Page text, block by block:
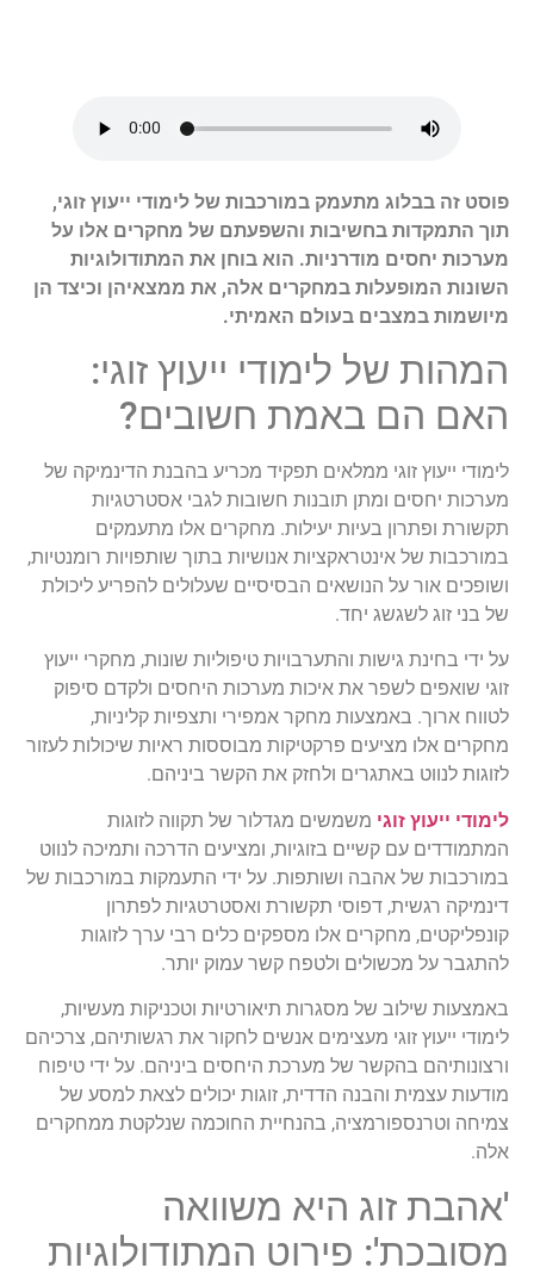
פוסט זה בבלוג מתעמק במורכבות של לימודי ייעוץ זוגי,
תוך התמקדות בחשיבות והשפעתם של מחקרים אלו על
מערכות יחסים מודרניות. הוא בוחן את המתודולוגיות
השונות המופעלות במחקרים אלה, את ממצאיהן וכיצד הן
מיושמות במצבים בעולם האמיתי.
המהות של לימודי ייעוץ זוגי:
האם הם באמת חשובים?
לימודי ייעוץ זוגי ממלאים תפקיד מכריע בהבנת הדינמיקה של
מערכות יחסים ומתן תובנות חשובות לגבי אסטרטגיות
תקשורת ופתרון בעיות יעילות. מחקרים אלו מתעמקים
במורכבות של אינטראקציות אנושיות בתוך שותפויות רומנטיות,
ושופכים אור על הנושאים הבסיסיים שעלולים להפריע ליכולת
של בני זוג לשגשג יחד.
על ידי בחינת גישות והתערבויות טיפוליות שונות, מחקרי ייעוץ
זוגי שואפים לשפר את איכות מערכות היחסים ולקדם סיפוק
לטווח ארוך. באמצעות מחקר אמפירי ותצפיות קליניות,
מחקרים אלו מציעים פרקטיקות מבוססות ראיות שיכולות לעזור
לזוגות לנווט באתגרים ולחזק את הקשר ביניהם.
לימודי ייעוץ זוגי משמשים מגדלור של תקווה לזוגות
המתמודדים עם קשיים בזוגיות, ומציעים הדרכה ותמיכה לנווט
במורכבות של אהבה ושותפות. על ידי התעמקות במורכבות של
דינמיקה רגשית, דפוסי תקשורת ואסטרטגיות לפתרון
קונפליקטים, מחקרים אלו מספקים כלים רבי ערך לזוגות
להתגבר על מכשולים ולטפח קשר עמוק יותר.
באמצעות שילוב של מסגרות תיאורטיות וטכניקות מעשיות,
לימודי ייעוץ זוגי מעצימים אנשים לחקור את רגשותיהם, צרכיהם
ורצונותיהם בהקשר של מערכת היחסים ביניהם. על ידי טיפוח
מודעות עצמית והבנה הדדית, זוגות יכולים לצאת למסע של
צמיחה וטרנספורמציה, בהנחיית החוכמה שנלקטת ממחקרים
אלה.
'אהבת זוג היא משוואה
מסובכת': פירוט המתודולוגיות